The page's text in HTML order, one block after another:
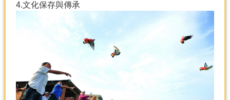
4.文化保存與傳承